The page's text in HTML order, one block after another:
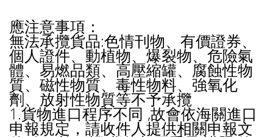
應注意事項：
無法承攬貨品:色情刊物、有價證券、
個人證件、動植物、爆裂物、危險氣
體、易燃品類、高壓縮罐、腐蝕性物
質、磁性物質、毒性物料、強氧化
劑、放射性物質等不予承攬
1.貨物進口程序不同 ,故會依海關進口
申報規定，請收件人提供相關申報文